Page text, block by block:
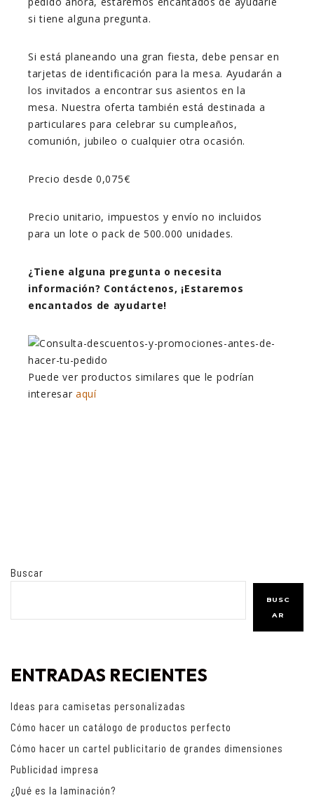
si tiene alguna pregunta.
Si está planeando una gran fiesta, debe pensar en
tarjetas de identificación para la mesa. Ayudarán a
los invitados a encontrar sus asientos en la
mesa. Nuestra oferta también está destinada a
particulares para celebrar su cumpleaños,
comunión, jubileo o cualquier otra ocasión.
Precio desde 0,075€
Precio unitario, impuestos y envío no incluidos
para un lote o pack de 500.000 unidades.
¿Tiene alguna pregunta o necesita
información? Contáctenos, ¡Estaremos
encantados de ayudarte!
Puede ver productos similares que le podrían
interesar aquí
Buscar
BUSC
AR
ENTRADAS RECIENTES
Ideas para camisetas personalizadas
Cómo hacer un catálogo de productos perfecto
Cómo hacer un cartel publicitario de grandes dimensiones
Publicidad impresa
¿Qué es la laminación?